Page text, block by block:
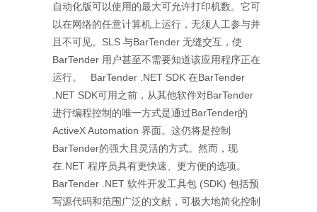
自动化版可以使用的最大可允许打印机数。它可
以在网络的任意计算机上运行，无须人工参与并
且不可见。SLS 与BarTender 无缝交互，使
BarTender 用户甚至不需要知道该应用程序正在
运行。 BarTender .NET SDK 在BarTender
.NET SDK可用之前，从其他软件对BarTender
进行编程控制的唯一方式是通过BarTender的
ActiveX Automation 界面。这仍将是控制
BarTender的强大且灵活的方式。然而，现
在.NET 程序员具有更快速、更方便的选项。
BarTender .NET 软件开发工具包 (SDK) 包括预
写源代码和范围广泛的文献，可极大地简化控制